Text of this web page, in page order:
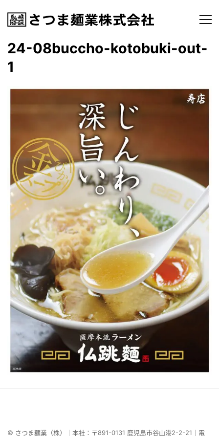
24-08buccho-kotobuki-out-
1
© さつま麺業（株）｜本社：〒891-0131 鹿児島市谷山港2-2-21｜電